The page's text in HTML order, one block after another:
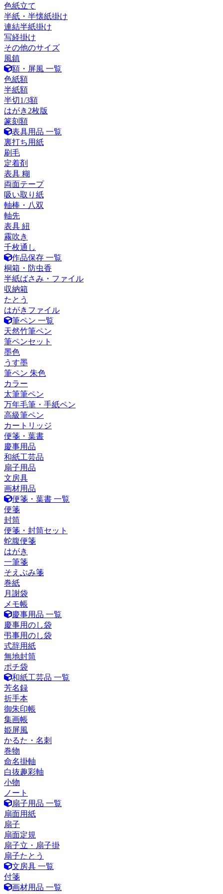
色紙立て
半紙・半懐紙掛け
連結半紙掛け
写経掛け
その他のサイズ
風鎮
額・屏風 一覧
色紙額
半紙額
半切1/3額
はがき2枚版
篆刻額
表具用品 一覧
裏打ち用紙
刷毛
定着剤
表具 糊
両面テープ
吸い取り紙
軸棒・八双
軸先
表具 紐
霧吹き
千枚通し
作品保存 一覧
桐箱・防虫香
半紙ばさみ・ファイル
収納箱
たとう
はがきファイル
筆ペン 一覧
天然竹筆ペン
筆ペンセット
墨色
うす墨
筆ペン 朱色
カラー
太筆筆ペン
万年毛筆・手紙ペン
高級筆ペン
カートリッジ
便箋・葉書
慶事用品
和紙工芸品
扇子用品
文房具
画材用品
便箋・葉書 一覧
便箋
封筒
便箋・封筒セット
蛇腹便箋
はがき
一筆箋
そえぶみ箋
巻紙
月謝袋
メモ帳
慶事用品 一覧
慶事用のし袋
弔事用のし袋
式辞用紙
無地封筒
ポチ袋
和紙工芸品 一覧
芳名録
折手本
御朱印帳
集画帳
姫屏風
かるた・名刺
巻物
命名掛軸
白抜趣彩軸
小物
ノート
扇子用品 一覧
扇面用紙
扇子
扇面定規
扇子立・扇子掛
扇子たとう
文房具 一覧
付箋
画材用品 一覧